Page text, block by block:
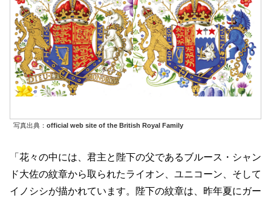
写真出典： official web site of the British Royal Family
「花々の中には、君主と陛下の父であるブルース・シャン
ド大佐の紋章から取られたライオン、ユニコーン、そして
イノシシが描かれています。陛下の紋章は、昨年夏にガー